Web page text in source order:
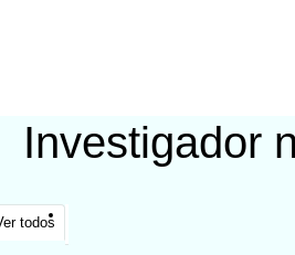
Investigador
todos